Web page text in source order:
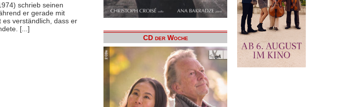
schrieb seinen
er gerade mit
verständlich, dass er
[...]
CD der Woche